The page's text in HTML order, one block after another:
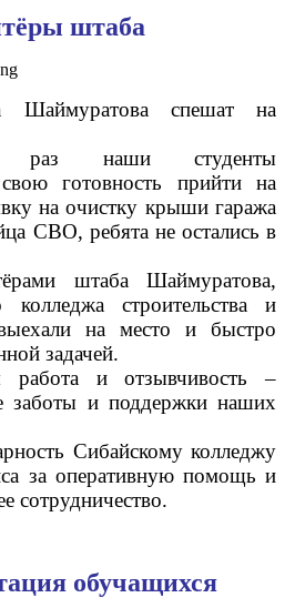
штаба
Шаймуратова спешат на
раз наши студенты
готовность прийти на
на очистку крыши гаража
СВО, ребята не остались в
штаба Шаймуратова,
колледжа строительства и
на место и быстро
задачей.
работа и отзывчивость –
заботы и поддержки наших
Сибайскому колледжу
за оперативную помощь и
сотрудничество.
обучащихся